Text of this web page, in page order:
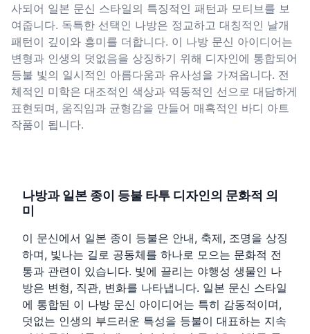
사되어 일본 문신 스타일의 특징적인 패턴과 모티브를 보
여줍니다. 독특한 선택인 나방은 정교하고 대칭적인 날개
패턴이 깊이와 흥미를 더합니다. 이 나방 문신 아이디어는
변형과 인생의 덧없음을 상징하기 위해 디자인에 통합되어
등불 빛의 일시적인 아름다움과 유사성을 가져옵니다. 전
체적인 미학은 대조적인 색상과 역동적인 선으로 대담하게
표현되며, 움직임과 균형감을 만들어 매혹적인 바디 아트
작품이 됩니다.
나방과 일본 종이 등불 타투 디자인의 문화적 의
미
이 문신에서 일본 종이 등불은 안내, 축제, 조명을 상징
하며, 빛나는 길로 공동체를 하나로 모으는 문화적 전
통과 관련이 있습니다. 빛에 끌리는 야행성 생물인 나
방은 변형, 직관, 변화를 나타냅니다. 일본 문신 스타일
에 통합된 이 나방 문신 아이디어는 특히 감동적이며,
덧없는 인생의 부드러운 특성을 등불이 대표하는 지속